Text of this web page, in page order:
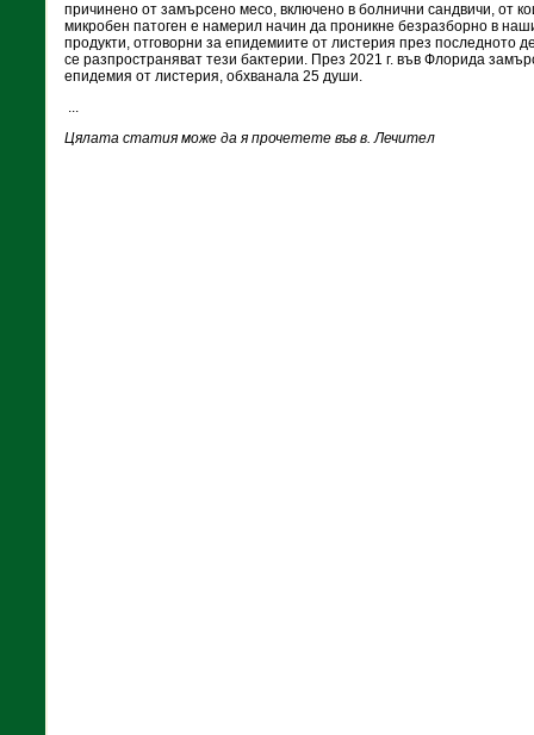
причинено от замърсено месо, включено в болнични сандвичи, от
микробен патоген е намерил начин да проникне безразборно в
продукти, отговорни за епидемиите от листерия през последното
се разпространяват тези бактерии. През 2021 г. във Флорида
епидемия от листерия, обхванала 25 души.
...
Цялата статия може да я прочетете във в. Лечител